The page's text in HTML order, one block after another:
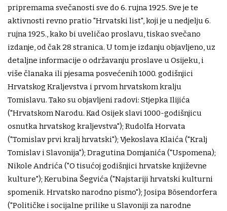
pripremama svečanosti sve do 6. rujna 1925. Sve je te
aktivnosti revno pratio "Hrvatski list", koji je u nedjelju 6.
rujna 1925., kako bi uveličao proslavu, tiskao svečano
izdanje, od čak 28 stranica. U tom je izdanju objavljeno, uz
detaljne informacije o održavanju proslave u Osijeku, i
više članaka ili pjesama posvećenih 1000. godišnjici
Hrvatskog Kraljevstva i prvom hrvatskom kralju
Tomislavu. Tako su objavljeni radovi: Stjepka Ilijića
("Hrvatskom Narodu. Kad Osijek slavi 1000-godišnjicu
osnutka hrvatskog kraljevstva"); Rudolfa Horvata
("Tomislav prvi kralj hrvatski"); Vjekoslava Klaića ("Kralj
Tomislav i Slavonija"); Dragutina Domjanića ("Uspomena);
Nikole Andrića ("O tisućoj godišnjici hrvatske književne
kulture"); Kerubina Šegvića ("Najstariji hrvatski kulturni
spomenik. Hrvatsko narodno pismo"); Josipa Bösendorfera
("Političke i socijalne prilike u Slavoniji za narodne